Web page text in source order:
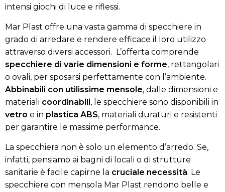
intensi giochi di luce e riflessi.
Mar Plast offre una vasta gamma di specchiere in
grado di arredare e rendere efficace il loro utilizzo
attraverso diversi accessori. L’offerta comprende
specchiere di varie dimensioni e forme, rettangolari
o ovali, per sposarsi perfettamente con l’ambiente.
Abbinabili con utilissime mensole, dalle dimensioni e
materiali coordinabili, le specchiere sono disponibili in
vetro e in plastica ABS, materiali duraturi e resistenti
per garantire le massime performance.
La specchiera non è solo un elemento d’arredo. Se,
infatti, pensiamo ai bagni di locali o di strutture
sanitarie è facile capirne la cruciale necessità. Le
specchiere con mensola Mar Plast rendono belle e